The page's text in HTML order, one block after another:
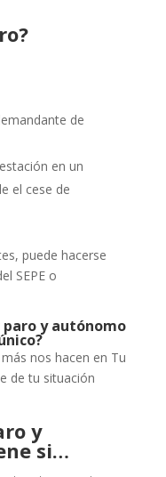
de
en un
el cese de
puede hacerse
SEPE o
y autónomo
nos hacen en Tu
de tu situación
y
si…